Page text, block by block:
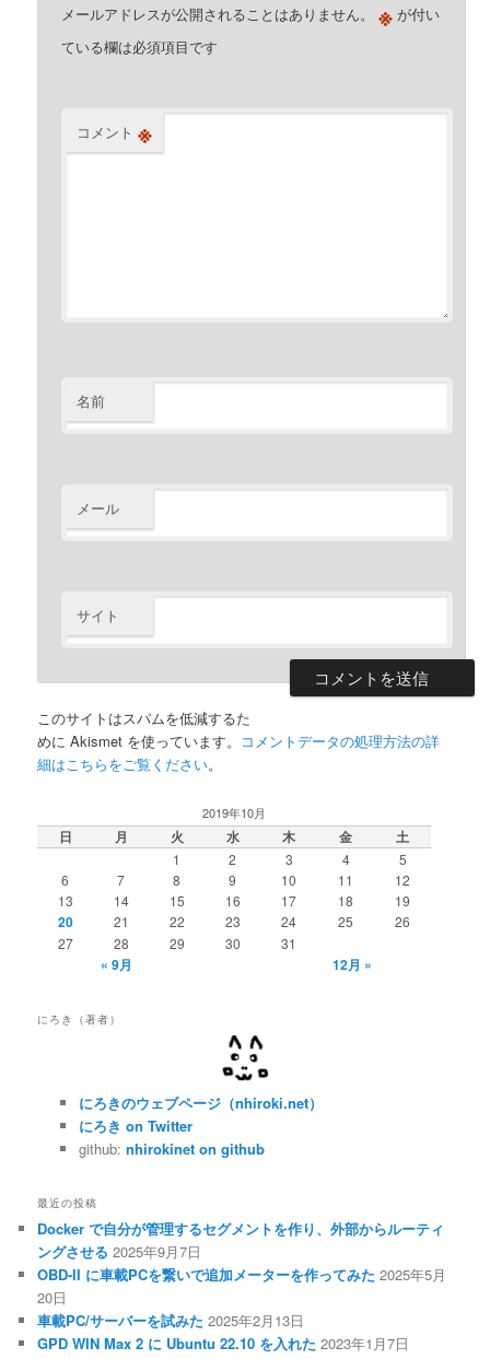
メールアドレスが公開されることはありません。 ※ が付い
ている欄は必須項目です
コメント ※
名前
メール
サイト
このサイトはスパムを低減するた
めに Akismet を使っています。 コメントデータの処理方法の詳
細はこちらをご覧ください。
2019年10月
日 月 火 水 木 金 土
1 2 3 4
5
6
7 8 9 10 11
12
13
14 15 16 17 18 19
20 21 22 23 24 25
26
27
28 29 30 31
« 9月 12月 »
にろき（著者）
にろきのウェブページ（nhiroki.net）
にろき on Twitter
github: nhirokinet on github
最近の投稿
Docker で自分が管理するセグメントを作り、外部からルーティ
ングさせる 2025年9月7日
OBD-II に車載PCを繋いで追加メーターを作ってみた 2025年5月
20日
車載PC/サーバーを試みた 2025年2月13日
GPD WIN Max 2 に Ubuntu 22.10 を入れた 2023年1月7日